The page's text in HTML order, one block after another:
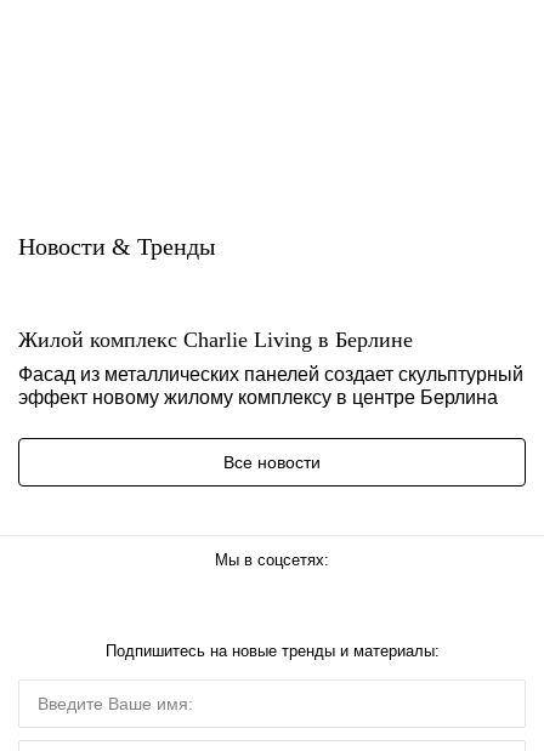
Новости & Тренды
Жилой комплекс Charlie Living в Берлине
Фасад из металлических панелей создает скульптурный
эффект новому жилому комплексу в центре Берлина
Все новости
Мы в соцсетях:
Подпишитесь на новые тренды и материалы: